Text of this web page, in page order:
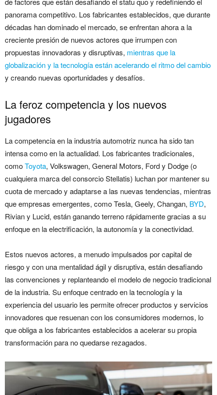
panorama competitivo. Los fabricantes establecidos, que durante
décadas han dominado el mercado, se enfrentan ahora a la
creciente presión de nuevos actores que irrumpen con
propuestas innovadoras y disruptivas, mientras que la
globalización y la tecnología están acelerando el ritmo del cambio
y creando nuevas oportunidades y desafíos.
La feroz competencia y los nuevos
jugadores
La competencia en la industria automotriz nunca ha sido tan
intensa como en la actualidad. Los fabricantes tradicionales,
comoToyota, Volkswagen, General Motors, Ford y Dodge (o
cualquiera marca del consorcio Stellatis) luchan por mantener su
cuota de mercado y adaptarse a las nuevas tendencias, mientras
que empresas emergentes, como Tesla, Geely, Changan, BYD,
Rivian y Lucid, están ganando terreno rápidamente gracias a su
enfoque en la electrificación, la autonomía y la conectividad.
Estos nuevos actores, a menudo impulsados por capital de
riesgo y con una mentalidad ágil y disruptiva, están desafiando
las convenciones y replanteando el modelo de negocio tradicional
de la industria. Su enfoque centrado en la tecnología y la
experiencia del usuario les permite ofrecer productos y servicios
innovadores que resuenan con los consumidores modernos, lo
que obliga a los fabricantes establecidos a acelerar su propia
transformación para no quedarse rezagados.